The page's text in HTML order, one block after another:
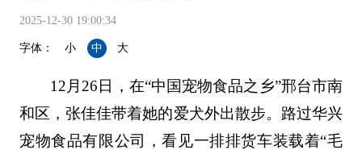
2025-12-30 19:00:34
字体： 小 中 大
12月26日，在“中国宠物食品之乡”邢台市南
和区，张佳佳带着她的爱犬外出散步。路过华兴
宠物食品有限公司，看见一排排货车装载着“毛